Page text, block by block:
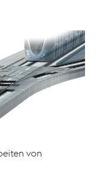
für die
von
von